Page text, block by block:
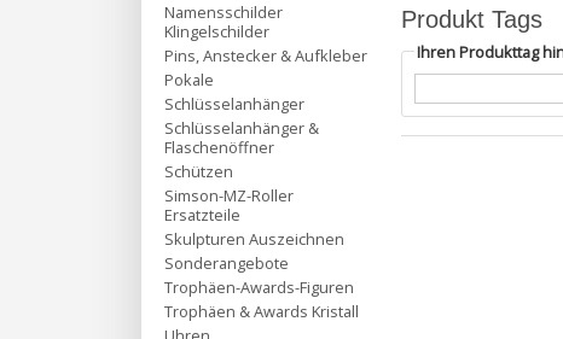
Produkt Tags
Ihren Produkttag
Namensschilder
Klingelschilder
Pins, Anstecker & Aufkleber
Pokale
Schlüsselanhänger
Schlüsselanhänger &
Flaschenöffner
Schützen
Simson-MZ-Roller
Ersatzteile
Skulpturen Auszeichnen
Sonderangebote
Trophäen-Awards-Figuren
Trophäen & Awards Kristall